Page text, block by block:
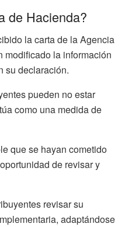
de Hacienda?
la carta de la Agencia
modificado la información
su declaración.
pueden no estar
como una medida de
que se hayan cometido
de revisar y
revisar su
adaptándose